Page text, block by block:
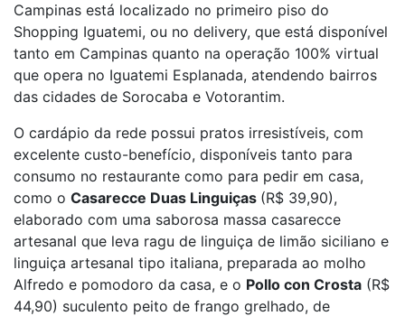
Campinas está localizado no primeiro piso do
Shopping Iguatemi, ou no delivery, que está disponível
tanto em Campinas quanto na operação 100% virtual
que opera no Iguatemi Esplanada, atendendo bairros
das cidades de Sorocaba e Votorantim.
O cardápio da rede possui pratos irresistíveis, com
excelente custo-benefício, disponíveis tanto para
consumo no restaurante como para pedir em casa,
como o Casarecce Duas Linguiças (R$ 39,90),
elaborado com uma saborosa massa casarecce
artesanal que leva ragu de linguiça de limão siciliano e
linguiça artesanal tipo italiana, preparada ao molho
Alfredo e pomodoro da casa, e o Pollo con Crosta (R$
44,90) suculento peito de frango grelhado, de